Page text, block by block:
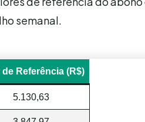
semanal.
de Referência (R$)
5.130,63